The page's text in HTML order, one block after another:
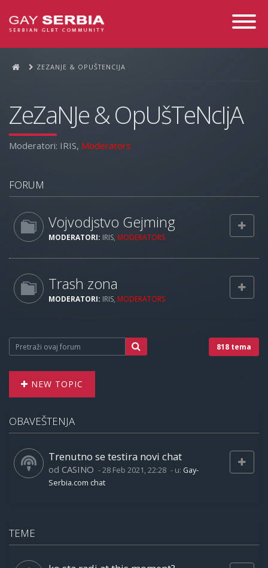
Toggle
ZEZANJE & OPUŠTENCIJA
ZeZaNJe & OpUšTeNcIjA
Moderatori: IRIS, Moderators
FORUM
Vojvodjstvo Gejming
MODERATORI: IRIS, MODERATORS
Trash zona
MODERATORI: IRIS, MODERATORS
818 tema
NEW TOPIC
OBAVEŠTENJA
Trenutno se testira novi chat
od CASINO -28 Feb 2021, 22:28 - u: Gay-
Serbia.com chat
TEME